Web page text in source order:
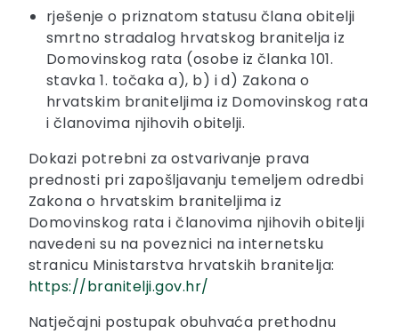
rješenje o priznatom statusu člana obitelji
smrtno stradalog hrvatskog branitelja iz
Domovinskog rata (osobe iz članka 101.
stavka 1. točaka a), b) i d) Zakona o
hrvatskim braniteljima iz Domovinskog rata
i članovima njihovih obitelji.
Dokazi potrebni za ostvarivanje prava
prednosti pri zapošljavanju temeljem odredbi
Zakona o hrvatskim braniteljima iz
Domovinskog rata i članovima njihovih obitelji
navedeni su na poveznici na internetsku
stranicu Ministarstva hrvatskih branitelja:
https://branitelji.gov.hr/
Natječajni postupak obuhvaća prethodnu